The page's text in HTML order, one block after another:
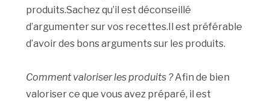
produits.Sachez qu’il est déconseillé
d’argumenter sur vos recettes.Il est préférable
d’avoir des bons arguments sur les produits.
Comment valoriser les produits ?Afin de bien
valoriser ce que vous avez préparé, il est